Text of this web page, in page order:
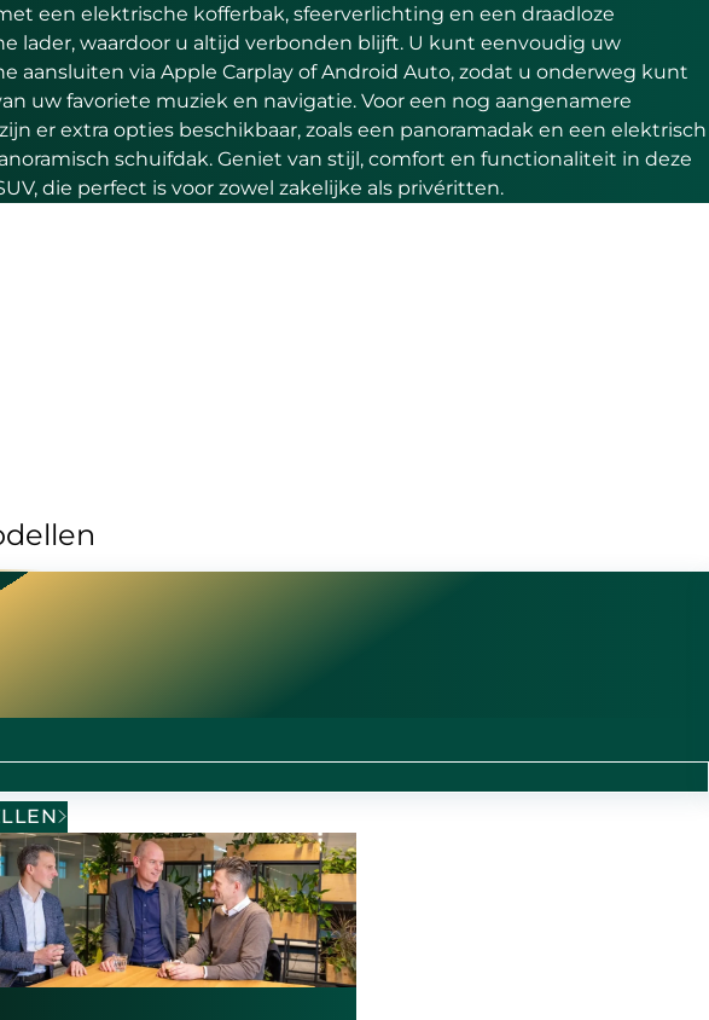
een elektrische kofferbak, sfeerverlichting en een draadloze
lader, waardoor u altijd verbonden blijft. U kunt eenvoudig uw
aansluiten via Apple Carplay of Android Auto, zodat u onderweg kunt
uw favoriete muziek en navigatie. Voor een nog aangenamere
er extra opties beschikbaar, zoals een panoramadak en een elektrisch
schuifdak. Geniet van stijl, comfort en functionaliteit in deze
die perfect is voor zowel zakelijke als privéritten.